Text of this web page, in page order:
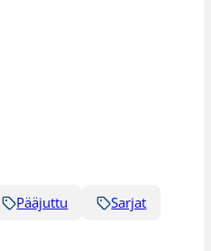
Pääjuttu Sarjat